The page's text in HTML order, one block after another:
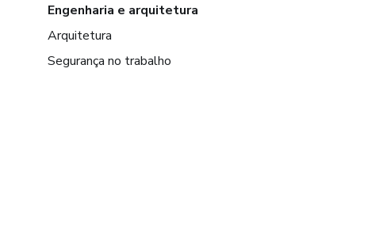
Engenharia e arquitetura
Arquitetura
Segurança no trabalho